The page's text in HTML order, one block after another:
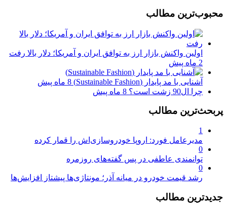
محبوب‌ترین مطالب
اولین واکنش بازار ارز به توافق ایران و آمریکا؛ دلار بالا رفت
2 ماه پیش
آشنایی با مد پایدار (Sustainable Fashion)
8 ماه پیش
چرا ال90 زشت است؟
8 ماه پیش
پربحث‌ترین مطالب
1
مدیرعامل فورد: اروپا خودروسازی‌اش را قمار کرده
0
توانمندی عاطفی در پس گفته‌های روزمره
0
رشد قیمت خودرو در میانه آذر؛ مونتاژی‌ها پیشتاز افزایش‌ها
جدیدترین مطالب